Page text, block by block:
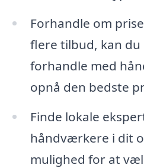
Forhandle om
flere tilbud, kan
forhandle med
opnå den bedste
Finde lokale
håndværkere i dit
mulighed for at